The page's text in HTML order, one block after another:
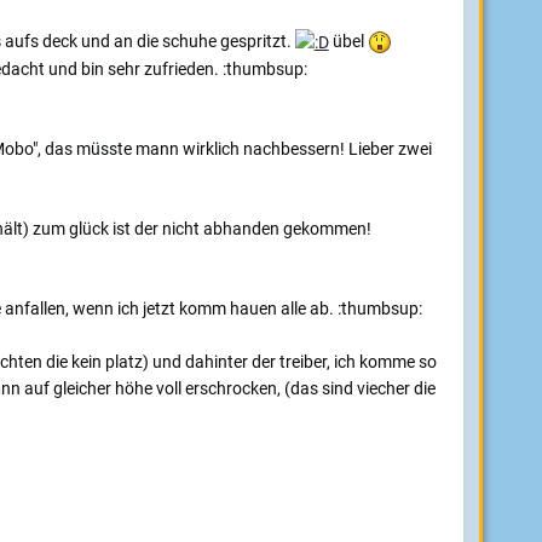
deck und an die schuhe gespritzt.
übel
und bin sehr zufrieden. :thumbsup:
das müsste mann wirklich nachbessern! Lieber zwei
zum glück ist der nicht abhanden gekommen!
wenn ich jetzt komm hauen alle ab. :thumbsup:
die kein platz) und dahinter der treiber, ich komme so
auf gleicher höhe voll erschrocken, (das sind viecher die